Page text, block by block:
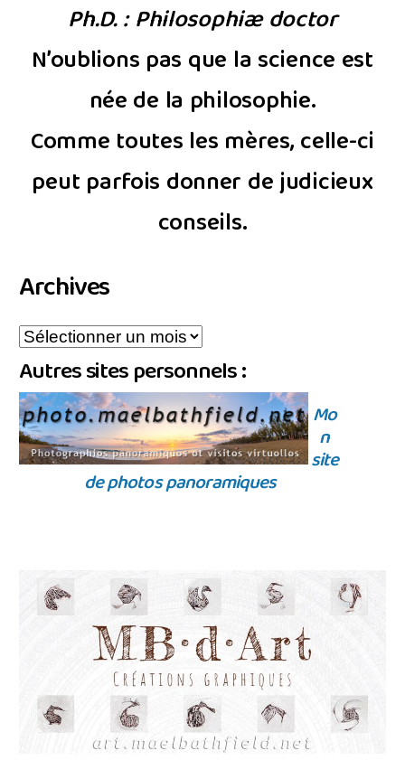
Ph.D. : Philosophiæ doctor
N’oublions pas que la science est
née de la philosophie.
Comme toutes les mères, celle-ci
peut parfois donner de judicieux
conseils.
Archives
Archives
Autres sites personnels :
Mo
n
site
de photos panoramiques